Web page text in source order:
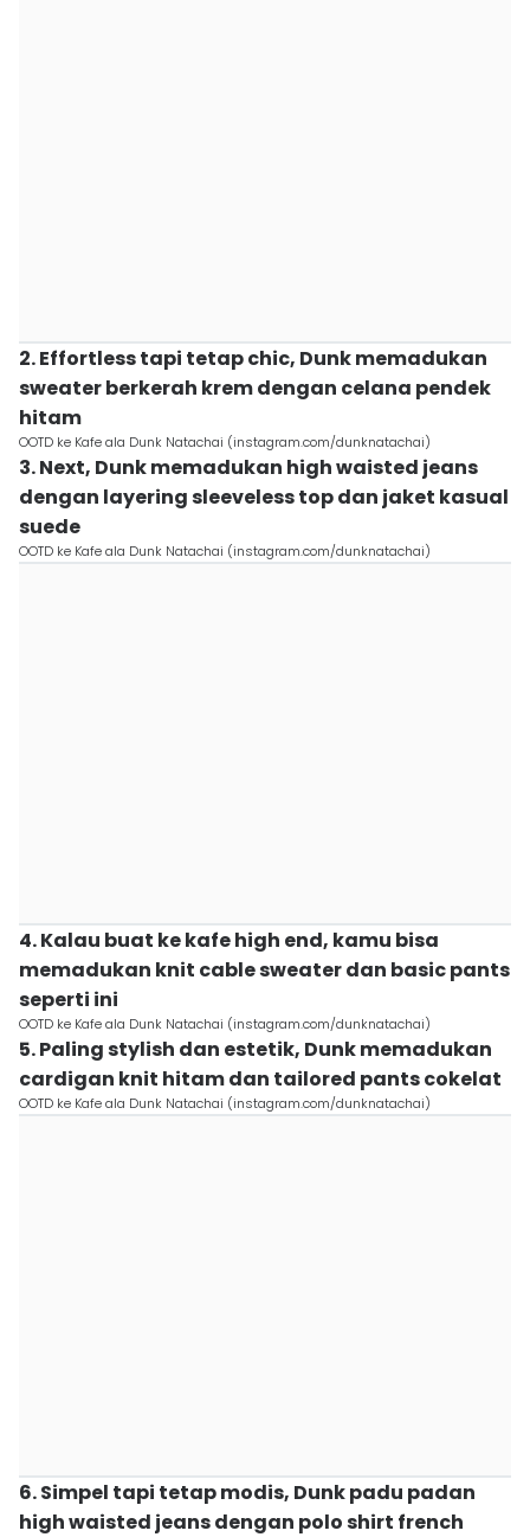
2. Effortless tapi tetap chic, Dunk memadukan
sweater berkerah krem dengan celana pendek
hitam
OOTD ke Kafe ala Dunk Natachai (instagram.com/dunknatachai)
3. Next, Dunk memadukan high waisted jeans
dengan layering sleeveless top dan jaket kasual
suede
OOTD ke Kafe ala Dunk Natachai (instagram.com/dunknatachai)
4. Kalau buat ke kafe high end, kamu bisa
memadukan knit cable sweater dan basic pants
seperti ini
OOTD ke Kafe ala Dunk Natachai (instagram.com/dunknatachai)
5. Paling stylish dan estetik, Dunk memadukan
cardigan knit hitam dan tailored pants cokelat
OOTD ke Kafe ala Dunk Natachai (instagram.com/dunknatachai)
6. Simpel tapi tetap modis, Dunk padu padan
high waisted jeans dengan polo shirt french